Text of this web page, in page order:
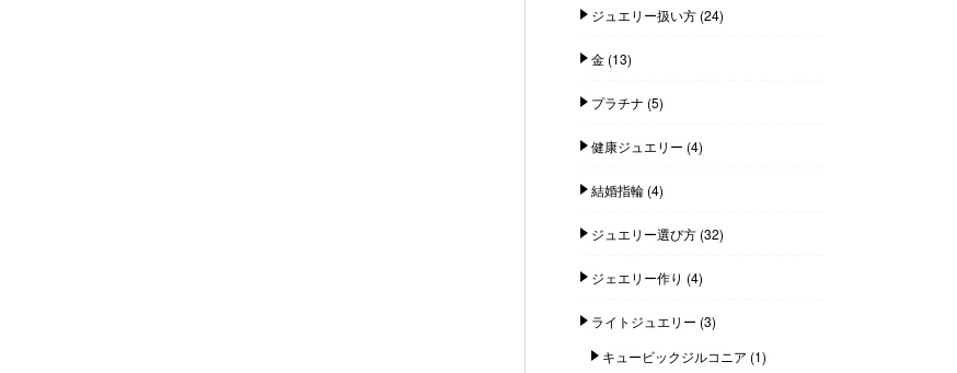
ジュエリー扱い方(24)
金(13)
プラチナ (5)
健康ジュエリー (4)
結婚指輪(4)
ジュエリー選び方(32)
ジェエリー作り (4)
ライトジュエリー (3)
キュービックジルコニア (1)